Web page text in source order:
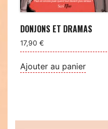
DONJONS ET DRAMAS
17,90 €
Ajouter au panier